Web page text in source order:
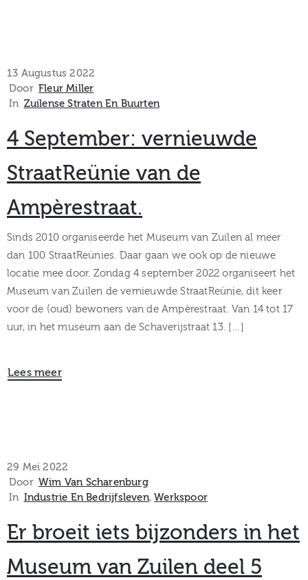
13 Augustus 2022
Door Fleur Miller
In Zuilense Straten En Buurten
4 September: vernieuwde
StraatReünie van de
Ampèrestraat.
Sinds 2010 organiseerde het Museum van Zuilen al meer
dan 100 StraatReünies. Daar gaan we ook op de nieuwe
locatie mee door. Zondag 4 september 2022 organiseert het
Museum van Zuilen de vernieuwde StraatReünie, dit keer
voor de (oud) bewoners van de Ampèrestraat. Van 14 tot 17
uur, in het museum aan de Schaverijstraat 13. […]
Lees meer
29 Mei 2022
Door Wim Van Scharenburg
In Industrie En Bedrijfsleven‚Werkspoor
Er broeit iets bijzonders in het
Museum van Zuilen deel 5